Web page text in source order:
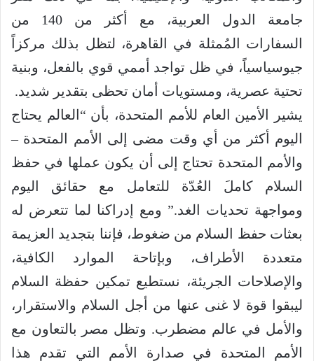
جامعة الدول العربية، مع أكثر من 140 من
السفارات المُمثلة في القاهرة، لتظل بذلك مركزاً
جيوسياسياً، في ظل تواجد أممي قوي بالفعل، وبنية
تحتية عصرية، ومستويات أمان تحظى بتقدير شديد.
يشير الأمين العام للأمم المتحدة، بأن “العالم يحتاج
اليوم أكثر من أي وقت مضى إلى الأمم المتحدة –
والأمم المتحدة تحتاج إلى أن يكون عملها في حفظ
السلام كاملَ العُدّة للتعامل مع حقائق اليوم
ومواجهة تحديات الغد.” ومع إدراكنا لما تتعرض له
بعثات حفظ السلام من ضغوط، فإننا بتجديد العزيمة
متعددة الأطراف، وبإتاحة الموارد الكافية،
والإصلاحات الجريئة، نستطيع تمكين حفظة السلام
ليبقوا قوة لا غنى عنها من أجل السلام والاستقرار،
والأمل في عالم مضطرب. وتظل مصر بالتعاون مع
الأمم المتحدة في صدارة الأمم التي تقدم هذا